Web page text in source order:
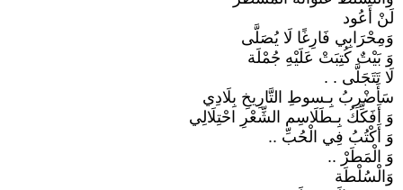
لَنْ أَعُود
وَمِحْرَابِي فَارِغًا لَا يُصَلَّى
وَ بَيْتٌ كُتِبَتْ عَلَيْهِ جُمْلَة
لَا تَتَجَلَّى . .
سَأَضْرِبُ بِـسوطِ التَّارِيخِ بِلَادِي
وَ أَفَكِّكُ بِـطَلَاسِم الشِّعْرِ احْتِلَالِي
وَ أَكْتُبُ فِي الْحُبِّ ..
وَ الْمَطَرْ ..
وَالْسُلْطَة